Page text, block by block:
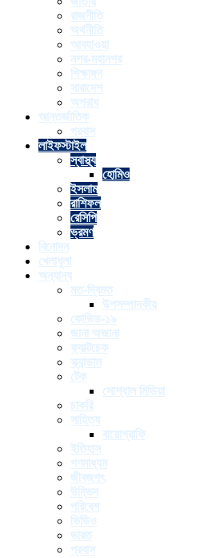
রাজনীতি
অর্থনীতি
আবহাওয়া
নগর-মহানগর
শিক্ষাঙ্গন
সারাদেশ
অপরাধ
আন্তর্জাতিক
প্রবাস
লাইফস্টাইল
স্বাস্থ্য
হোমিও
ইসলাম
রাশিফল
রেসিপি
ভ্রমণ
বিনোদন
খেলাধুলা
অন্যান্য
মত-দ্বিমত
উপসম্পাদকীয়
কোভিড-১৯
জানা অজানা
ফ্যাক্টচেক
স্ক্যান্ডাল
টেক
সোশ্যাল মিডিয়া
চাকরি
সাহিত্য
বায়োগ্রাফি
ইতিহাস
গণমাধ্যম
জীবজগৎ
উদ্ভিদ
পরিবেশ
ভিডিও
ভারত
প্রবাস